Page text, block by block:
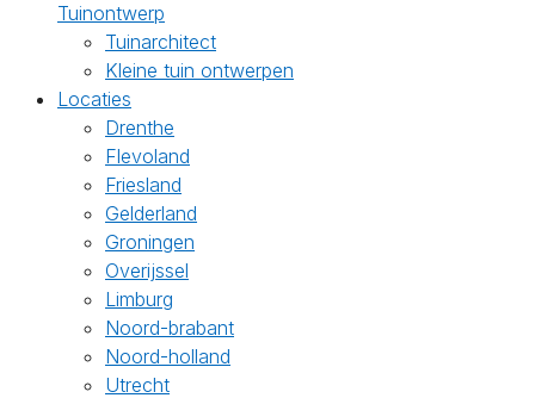
Tuinontwerp
Tuinarchitect
Kleine tuin ontwerpen
Locaties
Drenthe
Flevoland
Friesland
Gelderland
Groningen
Overijssel
Limburg
Noord-brabant
Noord-holland
Utrecht